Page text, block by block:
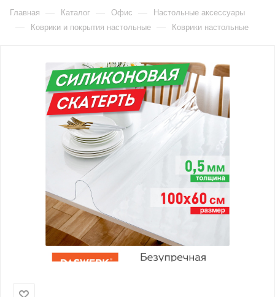
Главная — Каталог — Офис — Настольные аксессуары
— Коврики и покрытия настольные — Коврики настольные